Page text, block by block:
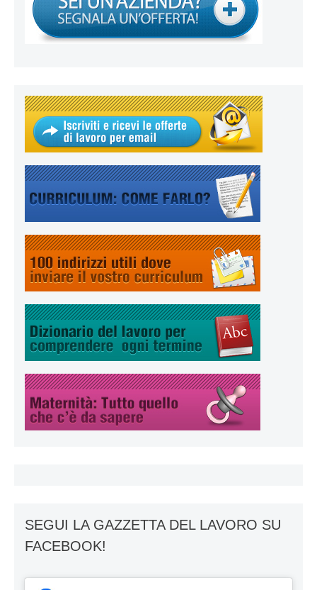
SEGUI LA GAZZETTA DEL LAVORO SU
FACEBOOK!